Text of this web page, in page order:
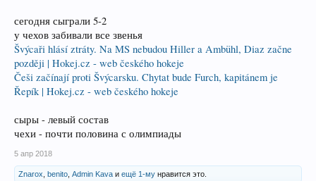
сегодня сыграли 5-2
у чехов забивали все звенья
Švýcaři hlásí ztráty. Na MS nebudou Hiller a Ambühl, Diaz začne
později | Hokej.cz - web českého hokeje
Češi začínají proti Švýcarsku. Chytat bude Furch, kapitánem je
Řepík | Hokej.cz - web českého hokeje
сыры - левый состав
чехи - почти половина с олимпиады
5 апр 2018
Znarox benito Admin Kava и ещё 1-му нравится это.